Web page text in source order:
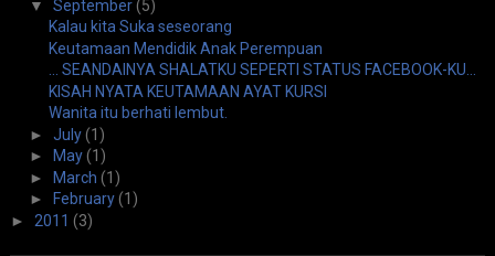
▼ September(5)
Kalau kita Suka seseorang
Keutamaan Mendidik Anak Perempuan
... SEANDAINYA SHALATKU SEPERTI STATUS FACEBOOK-KU...
KISAH NYATA KEUTAMAAN AYAT KURSI
Wanita itu berhati lembut.
► July(1)
►
May(1)
► March (1)
►
February(1)
► 2011 (3)